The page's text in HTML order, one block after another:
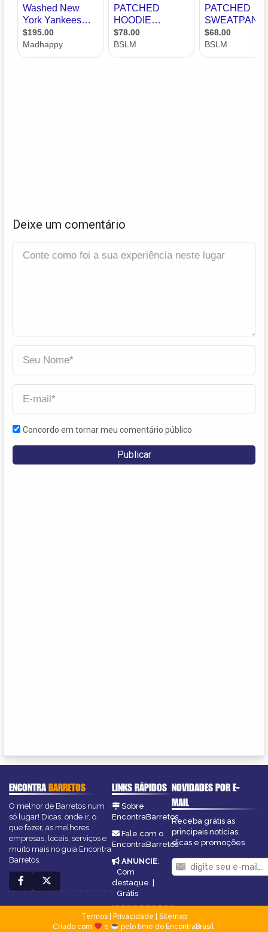
Deixe um comentário
Concordo em tornar meu comentário público
ENCONTRABARRETOS
O melhor de Barretos num
só lugar! Dicas, onde ir, o
que fazer, as melhores
empresas, locais, serviços e
muito mais no guia Encontra
Barretos.
LINKS RÁPIDOS
Sobre
EncontraBarretos
Fale com o
EncontraBarretos
ANUNCIE:
Com
destaque
Grátis
NOVIDADES POR E-
MAIL
Receba grátis as
principais notícias,
dicas e promoções
Termos| Privacidade
Sitemap
Criado com
e pelo time do EncontraBrasil